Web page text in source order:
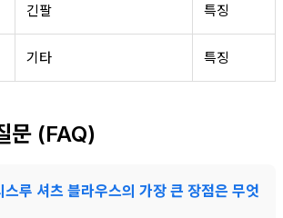
긴팔 특징
기타 특징
문 (FAQ)
루 셔츠 블라우스의 가장 큰 장점은 무엇